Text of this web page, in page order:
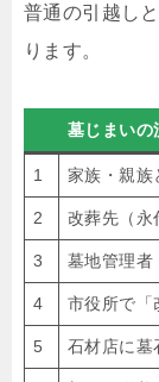
普通の引越し
ります。
墓じまいの
1 家族・親族
2 改葬先（永
3 墓地管理者
4 市役所で「
5 石材店に墓